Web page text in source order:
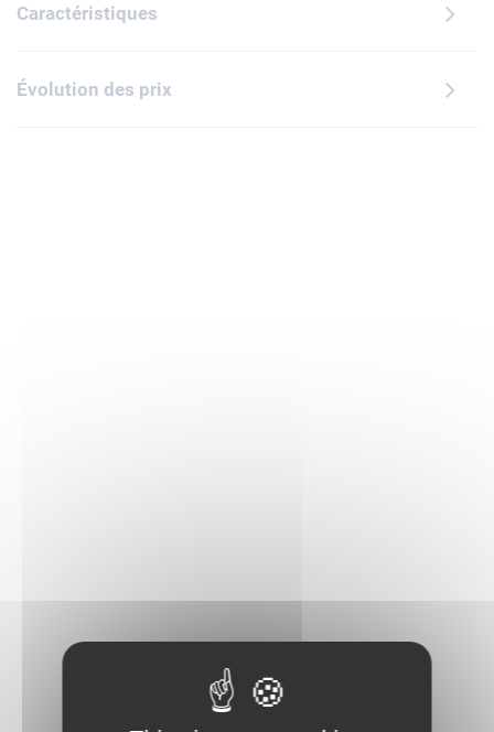
jambes articulés et tenant une tasse rouge affichant le
décoration fera naître des sourires partout où elle sera
exposée. À partir de 12 ans.
Caractéristiques
Évolution des prix